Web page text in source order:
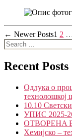
Posts
pagination
← NewerPosts1 2 …
Search
for:
Recent Posts
Одлука о
технолошкој
10.10
УПИС 2025-
ОТВОРЕНA
Хемијско –